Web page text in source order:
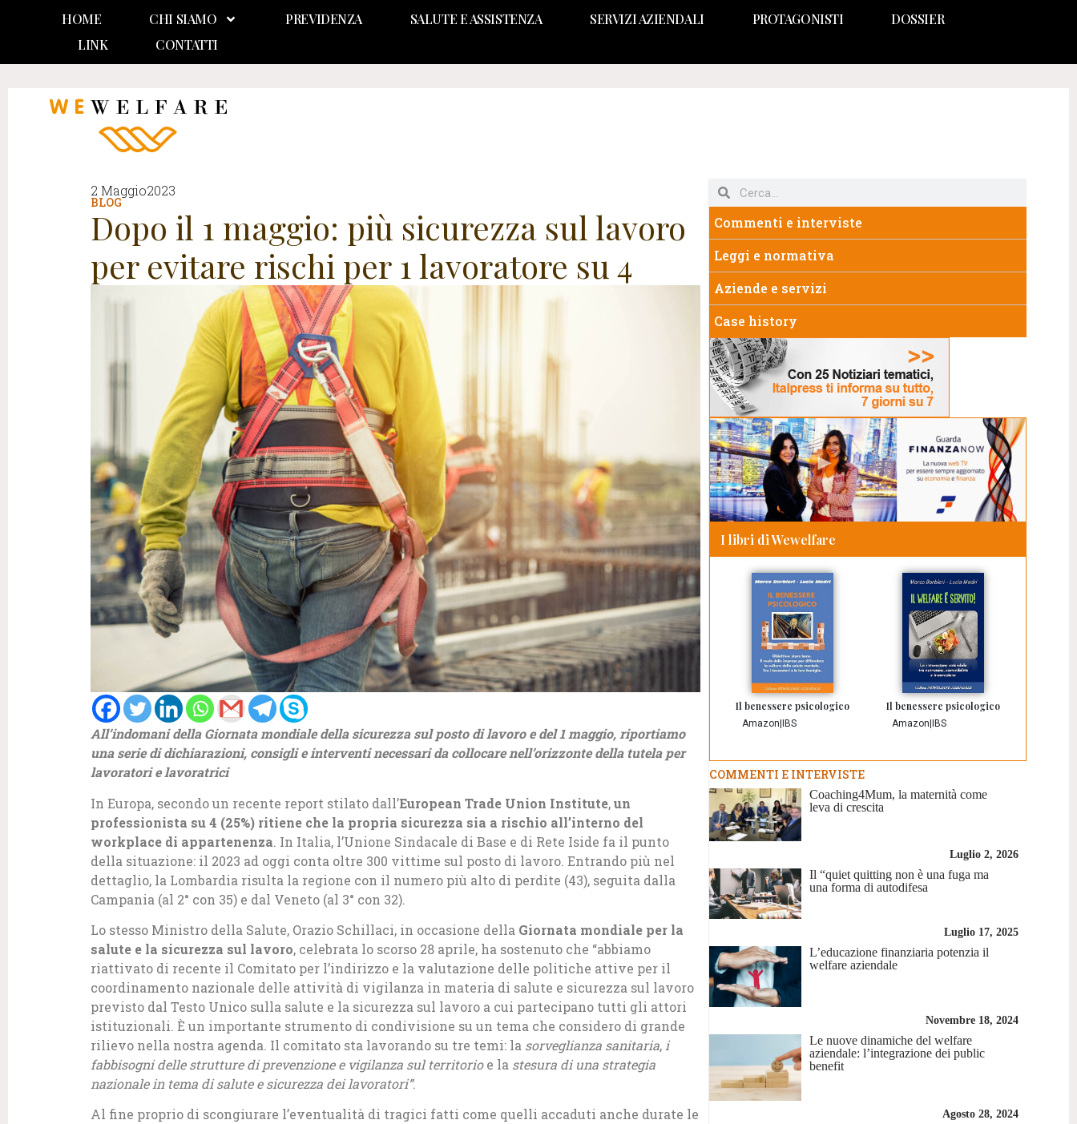
HOME CHI SIAMO PREVIDENZA SALUTE E ASSISTENZA SERVIZI AZIENDALI PROTAGONISTI
DOSSIER
LINK
CONTATTI
2 Maggio2023
BLOG
Dopo il 1 maggio: più sicurezza sul lavoro
per evitare rischi per 1 lavoratore su 4
All’indomani della Giornata mondiale della sicurezza sul posto di lavoro e del 1 maggio, riportiamo
una serie di dichiarazioni, consigli e interventi necessari da collocare nell’orizzonte della tutela per
lavoratori e lavoratrici
In Europa, secondo un recente report stilato dall’European Trade Union Institute,un
professionista su 4 (25%) ritiene che la propria sicurezza sia a rischio all’interno del
workplace di appartenenza. In Italia, l’Unione Sindacale di Base e di Rete Iside fa il punto
della situazione: il 2023 ad oggi conta oltre 300 vittime sul posto di lavoro. Entrando più nel
dettaglio, la Lombardia risulta la regione con il numero più alto di perdite (43), seguita dalla
Campania (al 2° con 35) e dal Veneto (al 3° con 32).
Lo stesso Ministro della Salute, Orazio Schillaci, in occasione della Giornata mondiale per la
salute e la sicurezza sul lavoro, celebrata lo scorso 28 aprile, ha sostenuto che “abbiamo
riattivato di recente il Comitato per l’indirizzo e la valutazione delle politiche attive per il
coordinamento nazionale delle attività di vigilanza in materia di salute e sicurezza sul lavoro
previsto dal Testo Unico sulla salute e la sicurezza sul lavoro a cui partecipano tutti gli attori
istituzionali. È un importante strumento di condivisione su un tema che considero di grande
rilievo nella nostra agenda. Il comitato sta lavorando su tre temi: la sorveglianza sanitaria, i
fabbisogni delle strutture di prevenzione e vigilanza sul territorioe la stesura di una strategia
nazionale in tema di salute e sicurezza dei lavoratori”.
Al fine proprio di scongiurare l’eventualità di tragici fatti come quelli accaduti anche durate le
Commenti e interviste
Leggi e normativa
Aziende e servizi
Case history
I libri di Wewelfare
Il benessere psicologico
Amazon IBS
Il benessere psicologico
Amazon IBS
COMMENTI E INTERVISTE
Coaching4Mum, la maternità come
leva di crescita
Luglio 2, 2026
Il “quiet quitting non è una fuga ma
una forma di autodifesa
Luglio 17, 2025
L’educazione finanziaria potenzia il
welfare aziendale
Novembre 18, 2024
Le nuove dinamiche del welfare
aziendale: l’integrazione dei public
benefit
Agosto 28, 2024